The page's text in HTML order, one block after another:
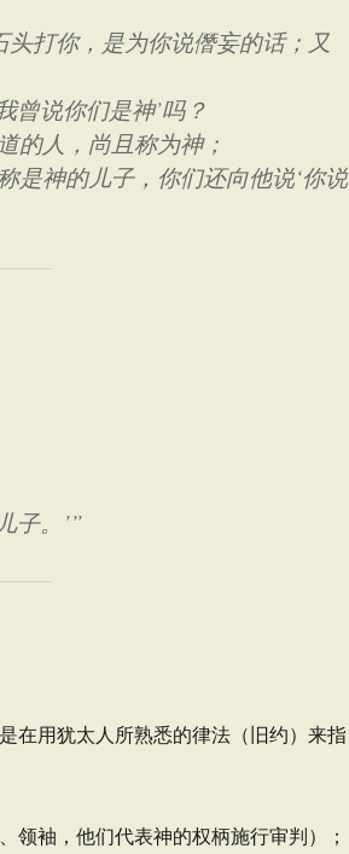
打你，是为你说僭妄的话；又
曾说你们是神’吗？
的人，尚且称为神；
是神的儿子，你们还向他说‘你说
子。’”
在用犹太人所熟悉的律法（旧约）来指
领袖，他们代表神的权柄施行审判）；